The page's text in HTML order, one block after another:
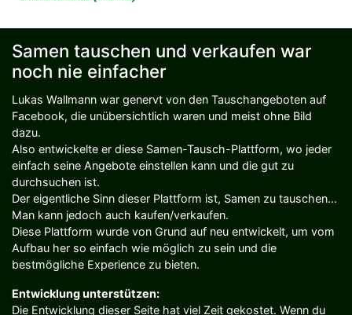
Samen tauschen und verkaufen war
noch nie einfacher
Lukas Wallmann war genervt von den Tauschangeboten auf
Facebook, die unübersichtlich waren und meist ohne Bild
dazu.
Also entwickelte er diese Samen-Tausch-Plattform, wo jeder
einfach seine Angebote einstellen kann und die gut zu
durchsuchen ist.
Der eigentliche Sinn dieser Plattform ist, Samen zu tauschen...
Man kann jedoch auch kaufen/verkaufen.
Diese Plattform wurde von Grund auf neu entwickelt, um vom
Aufbau her so einfach wie möglich zu sein und die
bestmögliche Experience zu bieten.
Entwicklung unterstützen:
Die Entwicklung dieser Seite hat viel Zeit gekostet. Wenn du